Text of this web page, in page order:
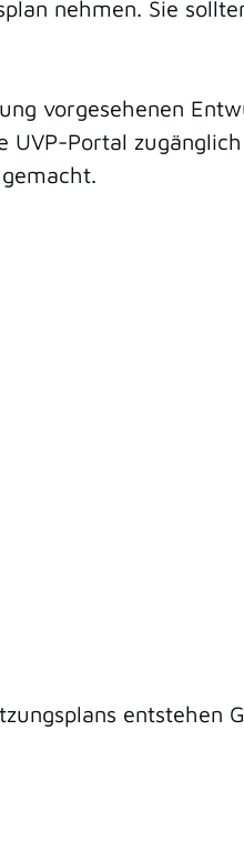
nehmen. Sie
vorgesehenen
Portal
entstehen